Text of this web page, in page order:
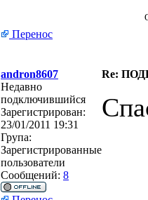
Перенос
andron8607
Re:
Недавно
подключившийся
Зарегистрирован:
23/01/2011 19:31
Група:
Зарегистрированные
пользователи
Сообщений: 8